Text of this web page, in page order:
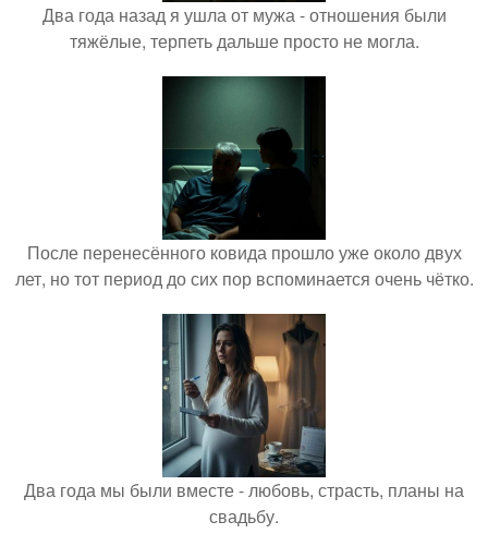
Два года назад я ушла от мужа - отношения были
тяжёлые, терпеть дальше просто не могла.
После перенесённого ковида прошло уже около двух
лет, но тот период до сих пор вспоминается очень чётко.
Два года мы были вместе - любовь, страсть, планы на
свадьбу.